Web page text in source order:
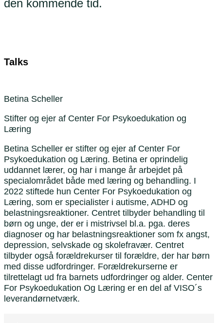
den kommende tid.
Talks
Betina Scheller
Stifter og ejer af Center For Psykoedukation og
Læring
Betina Scheller er stifter og ejer af Center For
Psykoedukation og Læring. Betina er oprindelig
uddannet lærer, og har i mange år arbejdet på
specialområdet både med læring og behandling. I
2022 stiftede hun Center For Psykoedukation og
Læring, som er specialister i autisme, ADHD og
belastningsreaktioner. Centret tilbyder behandling til
børn og unge, der er i mistrivsel bl.a. pga. deres
diagnoser og har belastningsreaktioner som fx angst,
depression, selvskade og skolefravær. Centret
tilbyder også forældrekurser til forældre, der har børn
med disse udfordringer. Forældrekurserne er
tilrettelagt ud fra barnets udfordringer og alder. Center
For Psykoedukation Og Læring er en del af VISO´s
leverandørnetværk.